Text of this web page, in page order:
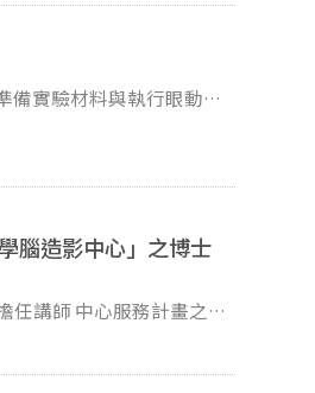
實驗材料與執行眼動實
料整理與分析。
（註明應徵專
不合適者則不另行退件或
腦造影中心」之博士